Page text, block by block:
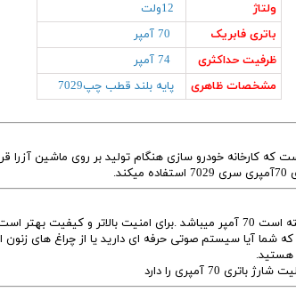
ولتاژ
باتری فابریک
ظرفیت حداکثری
مشخصات ظاهری
پایه بلند قطب چپ7029
که کارخانه خودرو سازی هنگام تولید بر روی ماشین آزرا
باتری فابریک آزرا که کارخانه برای آن در نظر گرفته است 70 آمپر میباشد .برای
که شما آیا سیستم صوتی حرفه ای دارید یا از چراغ های
هستید.
70 آمپری را دارد